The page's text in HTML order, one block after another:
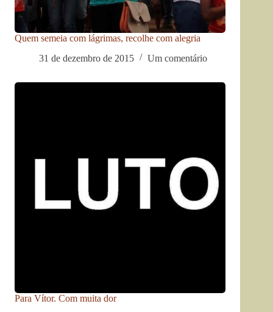
Quem semeia com lágrimas, recolhe com alegria
31 de dezembro de 2015
Um comentário
Para Vítor. Com muita dor